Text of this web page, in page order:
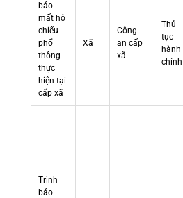
báo
mất hộ
chiếu
phổ
thông
thực
hiện tại
cấp xã
Xã
Công
an cấp
xã
Thủ
tục
hành
chính
Trình
báo